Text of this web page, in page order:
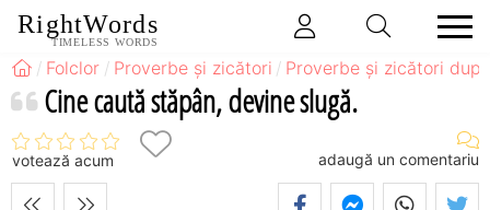
RightWords
TIMELESS WORDS
Folclor Proverbe și zicători Proverbe și zicători
Cine caută stăpân, devine slugă.
votează acum adaugă un comentariu